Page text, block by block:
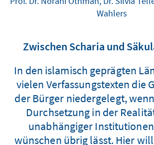
Wahlers
Zwischen Scharia und
In den islamisch geprägten
vielen Verfassungstexten die
der Bürger niedergelegt,
Durchsetzung in der
unabhängiger
wünschen übrig lässt. Hier